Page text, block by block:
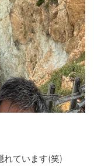
れています(笑)